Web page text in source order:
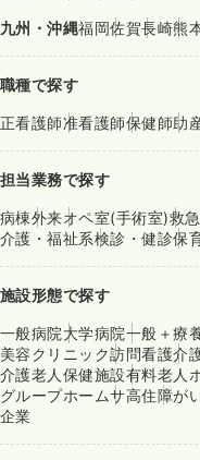
九州・沖縄福岡佐賀長崎熊
職種で探す
正看護師准看護師保健師助
担当業務で探す
病棟外来オペ室(手術室)救
介護・福祉系検診・健診保
施設形態で探す
一般病院大学病院一般＋療
美容クリニック訪問看護介
介護老人保健施設有料老人
グループホームサ高住障が
企業